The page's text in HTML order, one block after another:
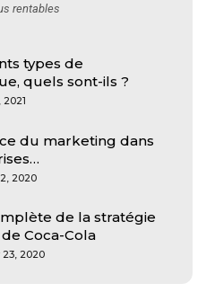
rentables
types de
quels sont-ils ?
du marketing dans
2020
de la stratégie
Coca-Cola
23, 2020